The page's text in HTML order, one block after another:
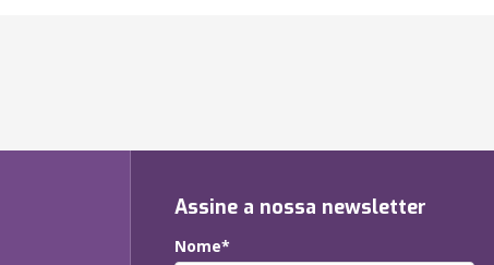
Assine a nossa newsletter
Nome*